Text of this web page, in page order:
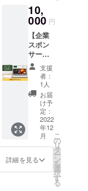
味噌、
納豆昆
布、
葱、胡
麻、生
姜、醤
油、酒
（小
麦・ご
ま・大
豆を含
む） 内
容量：
100ｇ
（1～2
賞味期
限：製
にお届
け先を
ご記入
くださ
い。同
じ場合
は「同
じ」と
ご記入
くださ
い。 ■
食品表
示■ 原
材料：
ぶり
県氷見
産）、
CAMPF
IREへの
ご登録
住所と
異なる
場合、
備考欄
にお届
け先を
ご記入
くださ
い。同
じ場合
は「同
じ」と
くださ
い。 ■
てお選
びくだ
さい＞
・お届
け時間
帯 ・ギ
フト包
装の有
無 ・の
しの有
無 ・
メッ
セージ
カード
の有
無・種
類（画
酒を飲
まない
方に
も。 ●
セット
内容●
「福来
魚のな
めろ
う」
「カキ
のわさ
びソー
ス焼
き」
「ホタ
ルイカ
製」各1
10,
000 円
【企業
スポン
サー
（小）
】 お取
り寄せ
料亭と
みやま
の企業
スポン
サーに
なれる
権利で
す。 お
取り寄
せ料亭
支援
者：
1人
お届
け予
定：
2022
年12
月
詳細を見る
こ
の
リ
タ
ー
ン
を
選
択
す
る